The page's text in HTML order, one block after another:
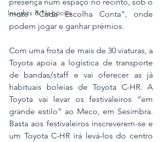
Insights & Negócios
mote “Cada Escolha Conta”, onde
podem jogar e ganhar prémios.
Com uma frota de mais de 30 viaturas, a
Toyota apoia a logística de transporte
de bandas/staff e vai oferecer as já
habituais boleias de Toyota C-HR. A
Toyota vai levar os festivaleiros “em
grande estilo” ao Meco, em Sesimbra.
Basta aos festivaleiros inscreverem-se e
um Toyota C-HR irá levá-los do centro